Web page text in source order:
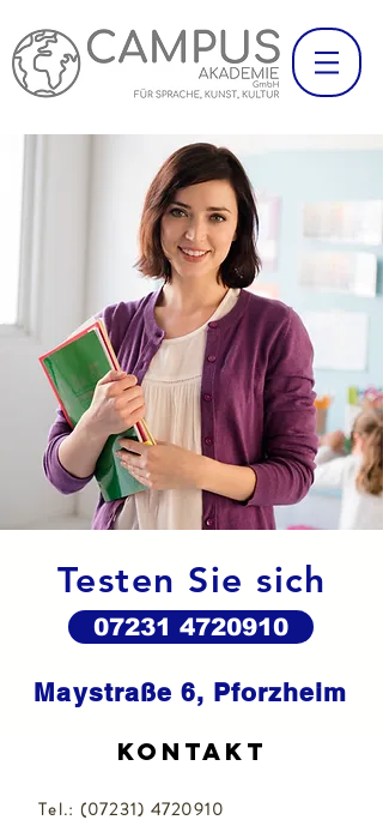
Testen Sie sich
07231 4720910
Maystraße 6, Pforzheim
Kontakt
Tel.: (07231) 4720910